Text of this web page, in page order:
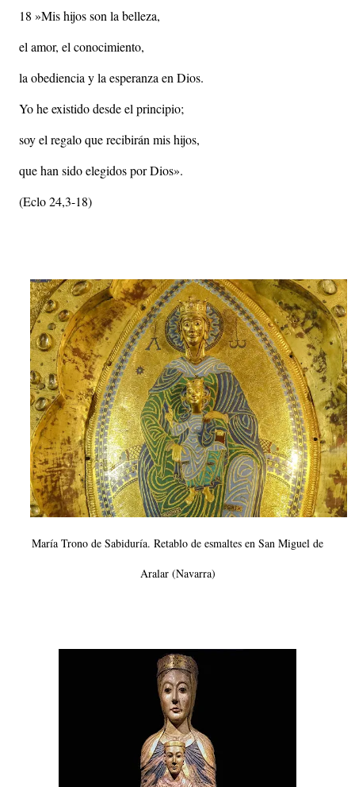
18 »Mis hijos son la belleza,
el amor, el conocimiento,
la obediencia y la esperanza en Dios.
Yo he existido desde el principio;
soy el regalo que recibirán mis hijos,
que han sido elegidos por Dios».
(Eclo 24,3-18)
María Trono de Sabiduría. Retablo de esmaltes en San Miguel de
Aralar (Navarra)